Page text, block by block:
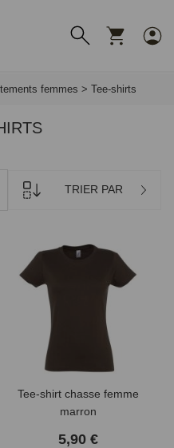
femmes > Tee-shirts
TRIER PAR
Tee-shirt chasse femme
marron
5,90 €